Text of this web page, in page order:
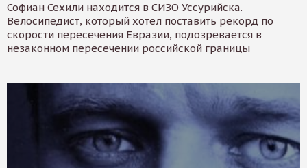
Софиан Сехили находится в СИЗО Уссурийска.
Велосипедист, который хотел поставить рекорд по
скорости пересечения Евразии, подозревается в
незаконном пересечении российской границы